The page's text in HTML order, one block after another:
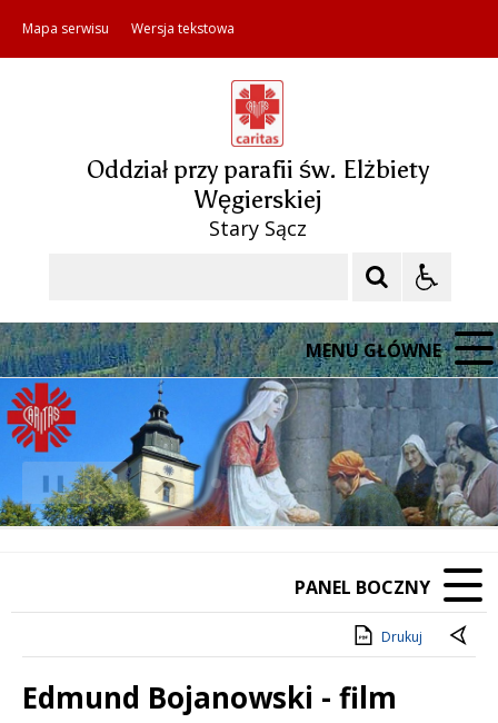
Mapa serwisu Wersja tekstowa
Oddział przy parafii św. Elżbiety
Węgierskiej
Stary Sącz
MENU GŁÓWNE
Poprzedni Element
Następny Element
❚❚
PANEL BOCZNY
Drukuj
Edmund Bojanowski - film